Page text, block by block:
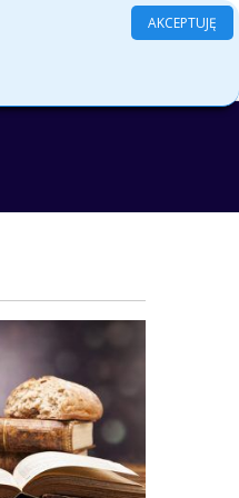
Search
AKCEPTUJĘ